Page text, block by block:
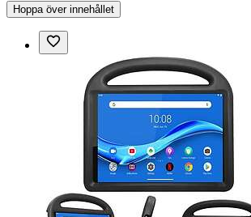
Hoppa över innehållet